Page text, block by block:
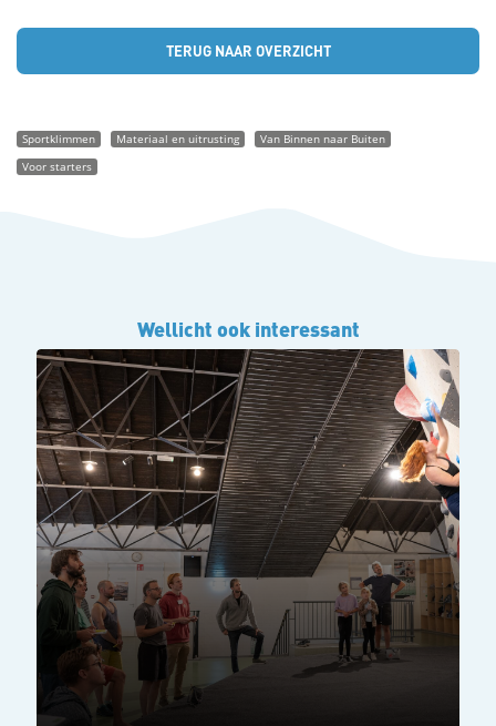
TERUG NAAR OVERZICHT
Sportklimmen Materiaal en uitrusting
Van Binnen naar Buiten
Voor starters
Wellicht ook interessant